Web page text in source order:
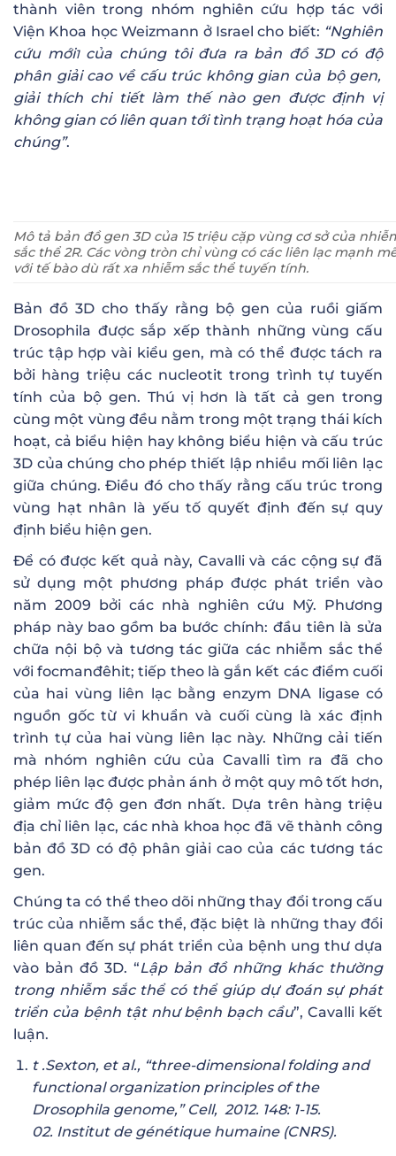
thành viên trong nhóm nghiên cứu hợp tác với
Viện Khoa học Weizmann ở Israel cho biết: “Nghiên
cứu mới1của chúng tôi đưa ra bản đồ3D có độ
phân giải cao vềcấu trúc không gian của bộgen,
giải thích chi tiết làm thếnào gen được định vị
không gian cóliên quan tới tình trạng hoạt hóa của
chúng”.
Mô tả bản đồ gen 3D của 15 triệu cặp vùng cơ sở của
sắc thể 2R. Các vòng tròn chỉ vùng có các liên lạc mạnh
với tế bào dù rất xa nhiễm sắc thể tuyến tính.
Bản đồ 3D cho thấy rằng bộ gen của ruồi giấm
Drosophila được sắp xếp thành những vùng cấu
trúc tập hợp vài kiểu gen, mà có thể được tách ra
bởi hàng triệu các nucleotit trong trình tự tuyến
tính của bộ gen. Thú vị hơn là tất cả gen trong
cùng một vùng đều nằm trong một trạng thái kích
hoạt, cả biểu hiện hay không biểu hiện và cấu trúc
3D của chúng cho phép thiết lập nhiều mối liên lạc
giữa chúng. Điều đó cho thấy rằng cấu trúc trong
vùng hạt nhân là yếu tố quyết định đến sự quy
định biểu hiện gen.
Để có được kết quả này, Cavalli và các cộng sự đã
sử dụng một phương pháp được phát triển vào
năm 2009 bởi các nhà nghiên cứu Mỹ. Phương
pháp này bao gồm ba bước chính: đầu tiên là sửa
chữa nội bộ và tương tác giữa các nhiễm sắc thể
với focmanđêhit; tiếp theo là gắn kết các điểm cuối
của hai vùng liên lạc bằng enzym DNA ligase có
nguồn gốc từ vi khuẩn và cuối cùng là xác định
trình tự của hai vùng liên lạc này. Những cải tiến
mà nhóm nghiên cứu của Cavalli tìm ra đã cho
phép liên lạc được phản ánh ở một quy mô tốt hơn,
giảm mức độ gen đơn nhất. Dựa trên hàng triệu
địa chỉ liên lạc, các nhà khoa học đã vẽ thành công
bản đồ 3D có độ phân giải cao của các tương tác
gen.
Chúng ta có thể theo dõi những thay đổi trong cấu
trúc của nhiễm sắc thể, đặc biệt là những thay đổi
liên quan đến sự phát triển của bệnh ung thư dựa
vào bản đồ 3D. “Lập bản đồnhững khác thường
trong nhiễm sắc thểcóthểgiúp dự đoán sựphát
triển của bệnh tật nhưbệnh bạch cầu”, Cavalli kết
luận.
t .Sexton, et al., “three-dimensional folding and
functional organization principles of the
Drosophila genome,” Cell, 2012. 148: 1-15.
02. Institut de génétique humaine (CNRS).